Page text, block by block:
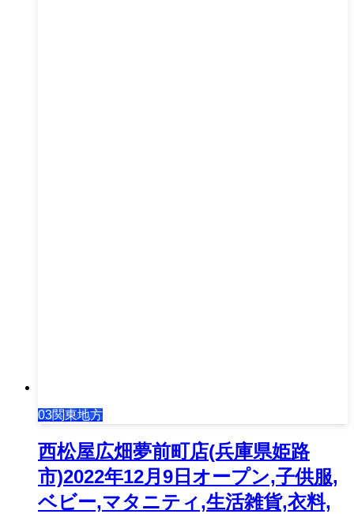
03関東地方
西松屋広畑夢前町店(兵庫県姫路
市)2022年12月9日オープン,子供服,
ベビー,マタニティ,生活雑貨,衣料,